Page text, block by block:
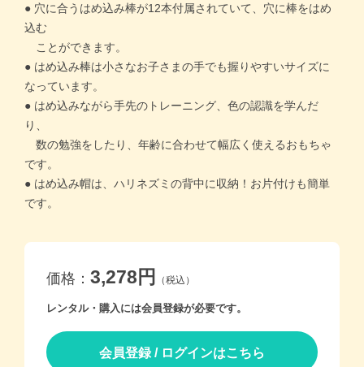
月齢・年齢別
価格帯別
カテゴリー
ブランド
＞会社概要 ＞お問い合わせ
特定商取引法に基づく表記
● 穴に合うはめ込み棒が12本付属されていて、穴に棒をはめ
込む
ことができます。
● はめ込み棒は小さなお子さまの手でも握りやすいサイズに
なっています。
● はめ込みながら手先のトレーニング、色の認識を学んだ
り、
数の勉強をしたり、年齢に合わせて幅広く使えるおもちゃ
です。
● はめ込み帽は、ハリネズミの背中に収納！お片付けも簡単
です。
価格： 3,278円 （税込）
レンタル・購入には会員登録が必要です。
会員登録 / ログインはこちら